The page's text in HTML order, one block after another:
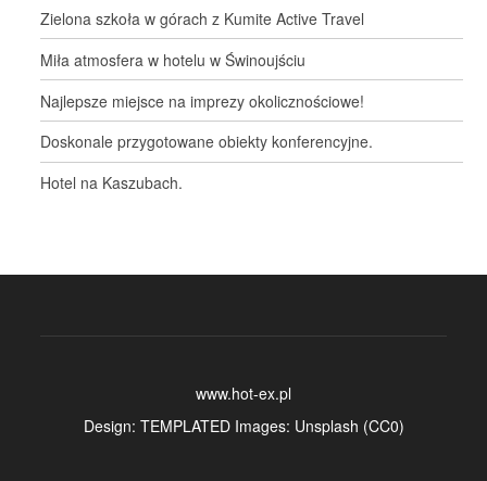
Zielona szkoła w górach z Kumite Active Travel
Miła atmosfera w hotelu w Świnoujściu
Najlepsze miejsce na imprezy okolicznościowe!
Doskonale przygotowane obiekty konferencyjne.
Hotel na Kaszubach.
www.hot-ex.pl
Design: TEMPLATEDImages: Unsplash (CC0)